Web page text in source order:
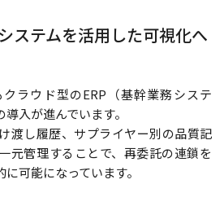
ステムを活用した可視化へ
ラウド型のERP（基幹業務システ
入が進んでいます。
渡し履歴、サプライヤー別の品質記
元管理することで、再委託の連鎖を
可能になっています。